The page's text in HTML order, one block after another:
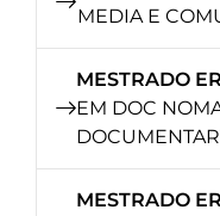
MEDIA E
MESTRADO
EM DOC
MESTRADO